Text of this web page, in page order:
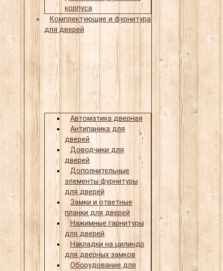
корпуса
Комплектующие и фурнитура
для дверей
Автоматика дверная
Антипаника для
дверей
Доводчики для
дверей
Дополнительные
элементы фурнитуры
для дверей
Замки и ответные
планки для дверей
Нажимные гарнитуры
для дверей
Накладки на цилиндр
для дверных замков
Оборудование для